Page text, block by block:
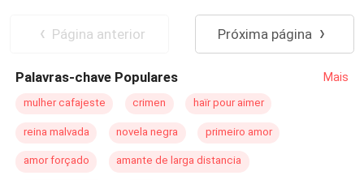
Página anterior Próxima página
Palavras-chave Populares Mais
mulher cafajeste crimen haïr pour aimer
reina malvada novela negra primeiro amor
amor forçado amante de larga distancia